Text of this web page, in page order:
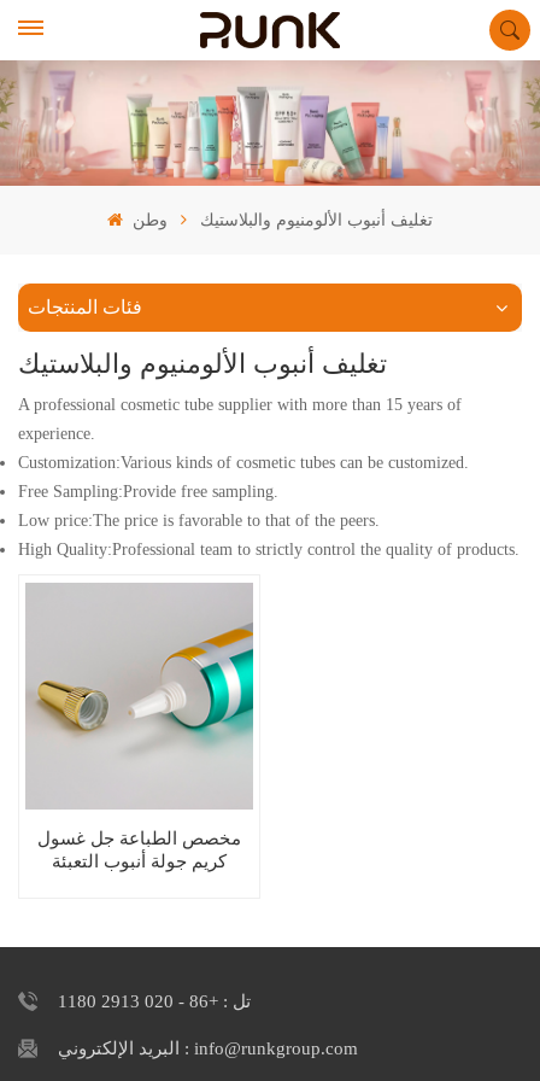
وطن تغليف أنبوب الألومنيوم والبلاستيك
فئات المنتجات
تغليف أنبوب الألومنيوم والبلاستيك
A professional cosmetic tube supplier with more than 15 years of
experience.
Customization:Various kinds of cosmetic tubes can be customized.
Free Sampling:Provide free sampling.
Low price:The price is favorable to that of the peers.
High Quality:Professional team to strictly control the quality of products.
مخصص الطباعة جل غسول
كريم جولة أنبوب التعبئة
تل : +86 - 020 2913 1180
البريد الإلكتروني : info@runkgroup.com